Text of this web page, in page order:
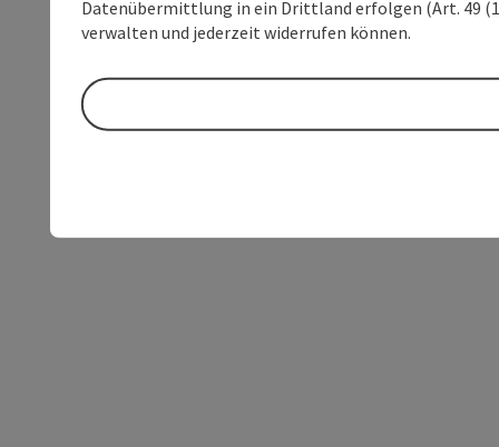
Datenübermittlung in ein Drittland erfolgen (Art. 49
verwalten und jederzeit widerrufen können.